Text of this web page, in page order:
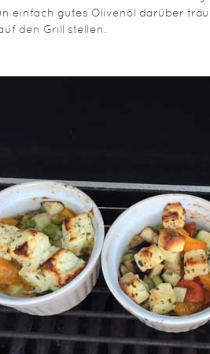
einfach gutes Olivenöl darüber
den Grill stellen.